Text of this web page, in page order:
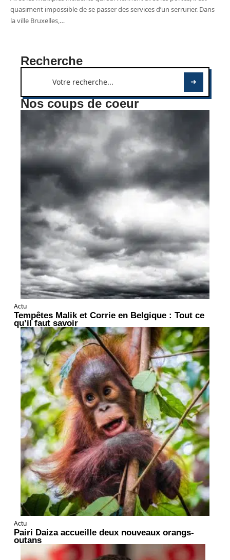
quasiment impossible de se passer des services d’un serrurier. Dans
la ville Bruxelles,…
Recherche
Nos coups de coeur
Actu
Tempêtes Malik et Corrie en Belgique : Tout ce
qu’il faut savoir
Actu
Pairi Daiza accueille deux nouveaux orangs-
outans